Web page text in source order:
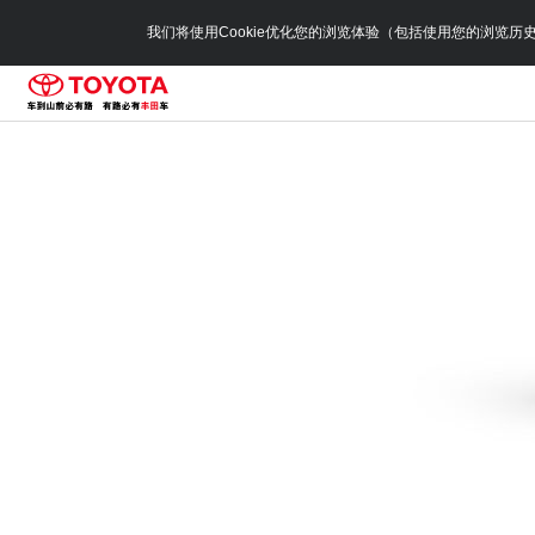
我们将使用Cookie优化您的浏览体验（包括使用您的浏览历